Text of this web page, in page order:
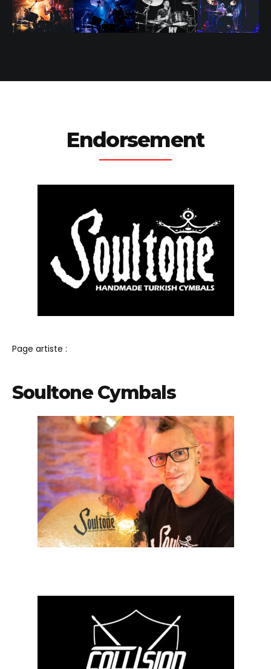
Endorsement
Page artiste :
Soultone Cymbals